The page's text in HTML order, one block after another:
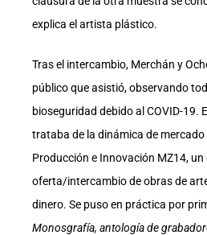
explica el artista plástico.
Tras el intercambio, Merchán y
público que asistió, observando
bioseguridad debido al COVID-19.
trataba de la dinámica de
Producción e Innovación MZ14, un
oferta/intercambio de obras de
dinero. Se puso en práctica por
Monosgrafía, antología de